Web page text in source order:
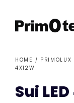
HOME / PRIMOLUX
4X12W
Sui